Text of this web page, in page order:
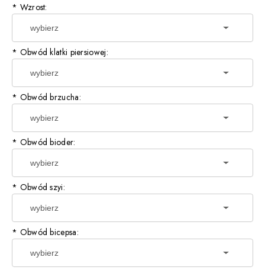
* Wzrost:
* Obwód klatki piersiowej:
* Obwód brzucha:
* Obwód bioder:
* Obwód szyi:
* Obwód bicepsa: